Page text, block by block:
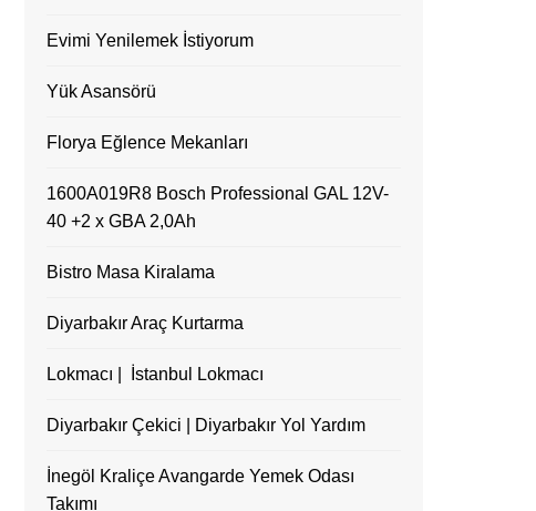
Evimi Yenilemek İstiyorum
Yük Asansörü
Florya Eğlence Mekanları
1600A019R8 Bosch Professional GAL 12V-
40 +2 x GBA 2,0Ah
Bistro Masa Kiralama
Diyarbakır Araç Kurtarma
Lokmacı | İstanbul Lokmacı
Diyarbakır Çekici | Diyarbakır Yol Yardım
İnegöl Kraliçe Avangarde Yemek Odası
Takımı